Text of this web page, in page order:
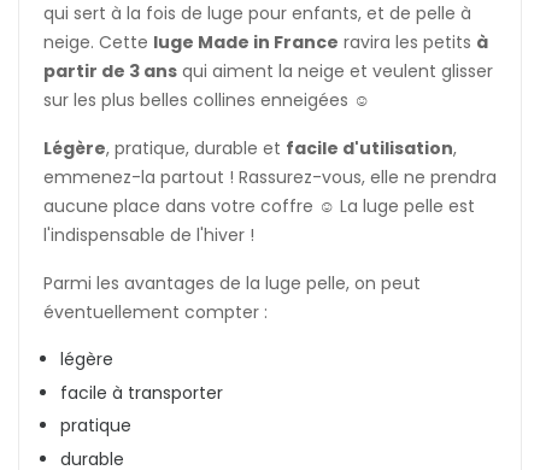
qui sert à la fois de luge pour enfants, et de pelle à
neige. Cette luge Made in France ravira les petits à
partir de 3 ans qui aiment la neige et veulent glisser
sur les plus belles collines enneigées ☺️
Légère, pratique, durable et facile d'utilisation,
emmenez-la partout ! Rassurez-vous, elle ne prendra
aucune place dans votre coffre ☺️ La luge pelle est
l'indispensable de l'hiver !
Parmi les avantages de la luge pelle, on peut
éventuellement compter :
légère
facile à transporter
pratique
durable